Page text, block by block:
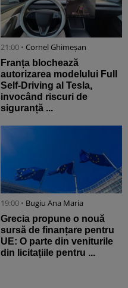
21:00 • Cornel Ghimeșan
Franța blochează
autorizarea modelului Full
Self-Driving al Tesla,
invocând riscuri de
siguranță ...
19:00 • Bugiu ⁠Ana Maria
Grecia propune o nouă
sursă de finanțare pentru
UE: O parte din veniturile
din licitațiile pentru ...